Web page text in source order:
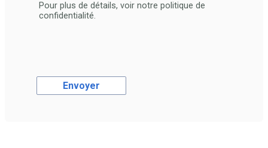
Pour plus de détails, voir notre politique de
confidentialité.